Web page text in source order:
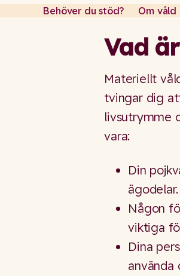
Behöver du stöd? Om
Vad
Materiellt
tvingar dig
livsutrymme
vara:
Din
ägodelar.
Någon
viktiga
Dina
använda